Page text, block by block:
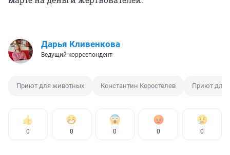
Дарья Кливенкова
Ведущий корреспондент
Приют для животных Константин Коростелев Приют для
0 0 0 0 0